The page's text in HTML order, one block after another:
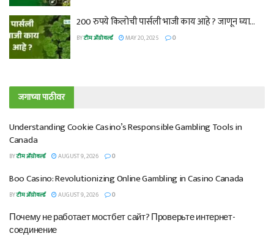
200 रुपये किलोची पार्सली भाजी काय आहे ? जाणून घ्या…
BYटीम ॲग्रोवर्ल्ड MAY 20, 2025 0
जगाच्या पाठीवर
Understanding Cookie Casino’s Responsible Gambling Tools in
Canada
BYटीम ॲग्रोवर्ल्ड AUGUST 9, 2026 0
Boo Casino: Revolutionizing Online Gambling in Casino Canada
BYटीम ॲग्रोवर्ल्ड AUGUST 9, 2026 0
Почему не работает мостбет сайт? Проверьте интернет-
соединение